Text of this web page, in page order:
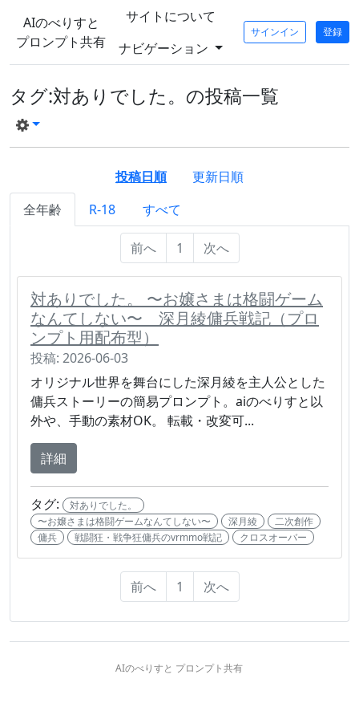
AIのべりすと
プロンプト共有
サイトについて
ナビゲーション
サインイン 登録
タグ:対ありでした。の投稿一覧
投稿日順
更新日順
全年齢
R-18 すべて
前へ 1 次へ
対ありでした。 〜お嬢さまは格闘ゲーム
なんてしない〜 深月綾傭兵戦記（プロ
ンプト用配布型）
投稿: 2026-06-03
オリジナル世界を舞台にした深月綾を主人公とした
傭兵ストーリーの簡易プロンプト。aiのべりすと以
外や、手動の素材OK。 転載・改変可...
詳細
タグ:
対ありでした。
〜お嬢さまは格闘ゲームなんてしない〜
深月綾
二次創作
傭兵
戦闘狂・戦争狂傭兵のvrmmo戦記 クロスオーバー
前へ 1 次へ
AIのべりすと プロンプト共有